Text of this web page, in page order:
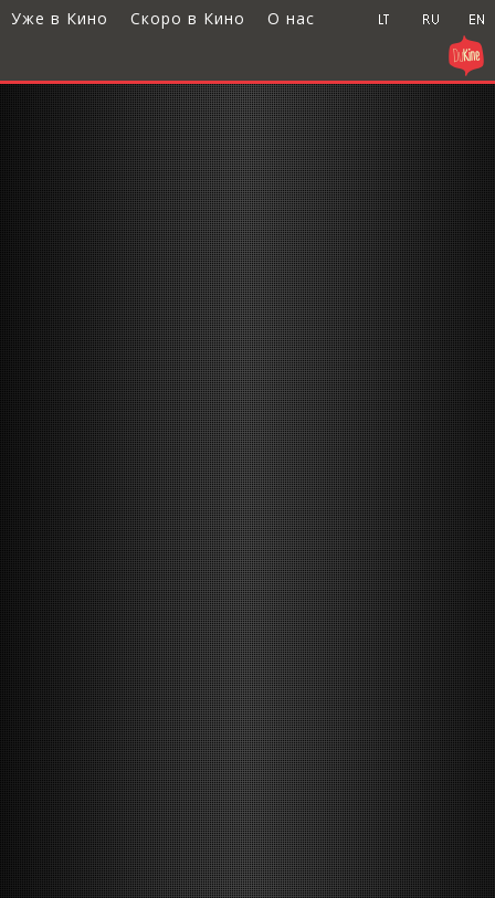
Уже в Кино Скоро в Кино О нас